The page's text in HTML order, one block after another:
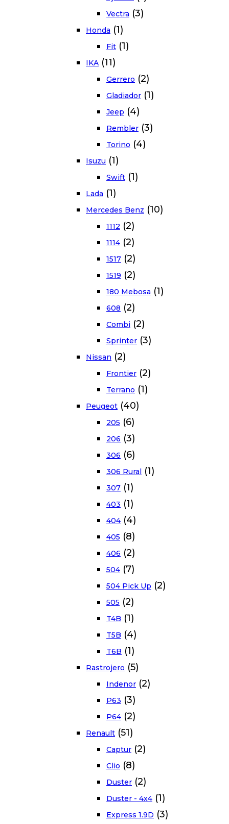
Vectra (3)
Honda (1)
Fit (1)
IKA (11)
Gerrero (2)
Gladiador (1)
Jeep (4)
Rembler (3)
Torino (4)
Isuzu (1)
Swift (1)
Lada (1)
Mercedes Benz (10)
1112 (2)
1114 (2)
1517 (2)
1519 (2)
180 Mebosa (1)
608 (2)
Combi (2)
Sprinter (3)
Nissan (2)
Frontier (2)
Terrano (1)
Peugeot (40)
205 (6)
206 (3)
306 (6)
306 Rural (1)
307 (1)
403 (1)
404 (4)
405 (8)
406 (2)
504 (7)
504 Pick Up (2)
505 (2)
T4B (1)
T5B (4)
T6B (1)
Rastrojero (5)
Indenor (2)
P63 (3)
P64 (2)
Renault (51)
Captur (2)
Clio (8)
Duster (2)
Duster - 4x4 (1)
Express 1.9D (3)